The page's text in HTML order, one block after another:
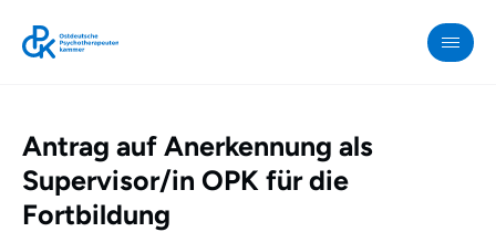
OPK
Formulare
Antrag auf Anerkennung als
Supervisor/in OPK für die
Fortbildung